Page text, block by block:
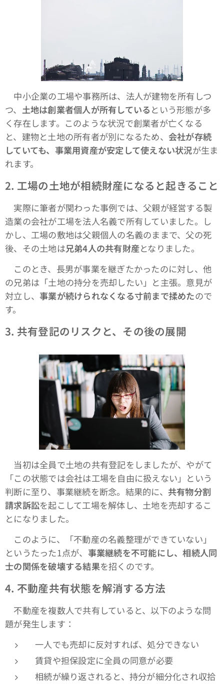
中小企業の工場や事務所は、法人が建物を所有しつ
つ、 土地は創業者個人が所有している という形態が多
く存在します。このような状況で創業者が亡くなる
と、建物と土地の所有者が別になるため、 会社が存続
していても、事業用資産が安定して使えない状況が生ま
れます。
2. 工場の土地が相続財産になると起きること
実際に筆者が関わった事例では、父親が経営する製
造業の会社が工場を法人名義で所有していました。し
かし、工場の敷地は父親個人の名義のままで、父の死
後、その土地は兄弟4人の共有財産となりました。
このとき、長男が事業を継ぎたかったのに対し、他
の兄弟は「土地の持分を売却したい」と主張。意見が
対立し、事業が続けられなくなる寸前まで揉めたので
す。
3. 共有登記のリスクと、その後の展開
当初は全員で土地の共有登記をしましたが、やがて
「この状態では会社は工場を自由に扱えない」という
判断に至り、事業継続を断念。結果的に、 共有物分割
請求訴訟を起こして工場を解体し、土地を売却するこ
とになりました。
このように、「不動産の名義整理ができていない」
というたった1点が、 事業継続を不可能にし、相続人同
士の関係を破壊する結果を招くのです。
4. 不動産共有状態を解消する方法
不動産を複数人で共有していると、以下のような問
題が発生します：
一人でも売却に反対すれば、処分できない
賃貸や担保設定に全員の同意が必要
相続が繰り返されると、持分が細分化され収拾